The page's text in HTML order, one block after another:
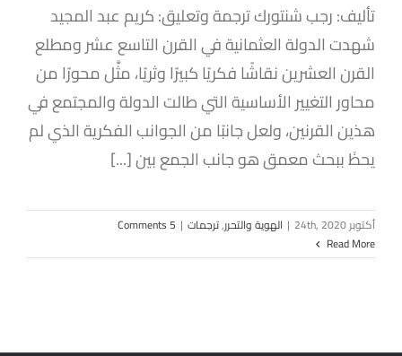
تأليف: رجب شنتورك ترجمة وتعليق: كريم عبد المجيد
شهدت الدولة العثمانية في القرن التاسع عشر ومطلع
القرن العشرين نقاشًا فكريًا كبيرًا وثريًا، مثَّل محورًا من
محاور التغيير الأساسية التي طالت الدولة والمجتمع في
هذين القرنين، ولعل جانبًا من الجوانب الفكرية الذي لم
يحظَ ببحث معمق هو جانب الجمع بين [...]
أكتوبر 24th, 2020 | الهوية والتحرر,ترجمات |
5 Comments
Read More